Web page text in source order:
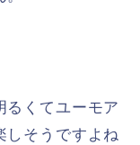
るくてユーモア
しそうですよね